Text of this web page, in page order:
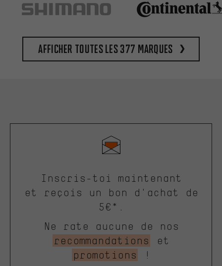
Afficher toutes les 377 marques
Inscris-toi maintenant
et reçois un bon d'achat de
5€*.
Ne rate aucune de nos
recommandations
et
promotions
!